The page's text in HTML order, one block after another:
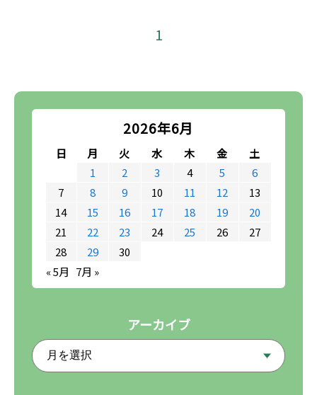
2026年6月
日 月 火 水 木 金
土
1
2 3 4 5
6
7
8 9 10 11 12
13
14
15 16 17 18 19
20
21
22 23 24 25 26
27
28
29
30
« 5月 7月 »
アーカイブ
1